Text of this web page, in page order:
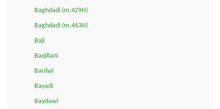
Baghdadi (m.429H)
Baghdadi (m.463H)
Baji
Baqillani
Barilwi
Bayadi
Baydawi